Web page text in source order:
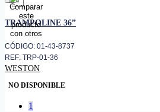
favorito
TRAMPOLINE 36”
CÓDIGO: 01-43-8737
REF: TRP-01-36
WESTON
NO DISPONIBLE
1